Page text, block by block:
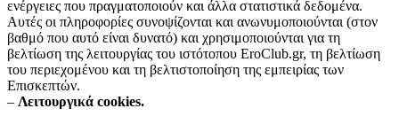
ενέργειες που πραγματοποιούν και άλλα στατιστικά δεδομένα.
Αυτές οι πληροφορίες συνοψίζονται και ανωνυμοποιούνται (στον
βαθμό που αυτό είναι δυνατό) και χρησιμοποιούνται για τη
βελτίωση της λειτουργίας του ιστότοπου EroClub.gr, τη βελτίωση
του περιεχομένου και τη βελτιστοποίηση της εμπειρίας των
Επισκεπτών.
‒ Λειτουργικά cookies.